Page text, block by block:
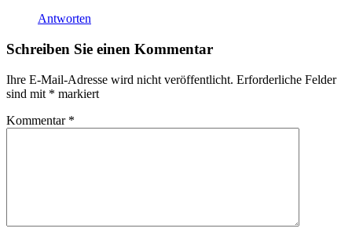
Antworten
Schreiben Sie einen Kommentar
Ihre E-Mail-Adresse wird nicht veröffentlicht. Erforderliche Felder
sind mit * markiert
Kommentar *